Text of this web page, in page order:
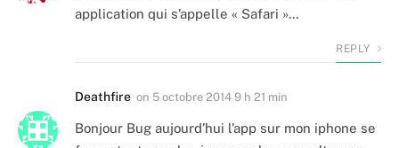
application qui s’appelle « Safari »…
REPLY
Deathfire on 5 octobre 2014 9 h 21 min
Bonjour Bug aujourd’hui l’app sur mon iphone se